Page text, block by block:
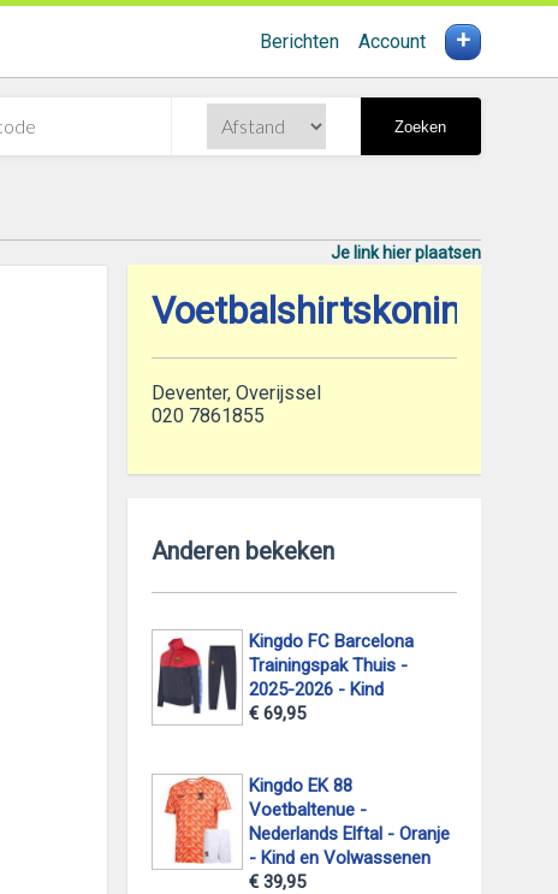
Berichten Account +
Zoeken
Je link hier plaatsen
Voetbalshirtskoning
Deventer, Overijssel
020 7861855
Anderen bekeken
Kingdo FC Barcelona
Trainingspak Thuis -
2025-2026 - Kind
€ 69,95
Kingdo EK 88
Voetbaltenue -
Nederlands Elftal - Oranje
- Kind en Volwassenen
€ 39,95